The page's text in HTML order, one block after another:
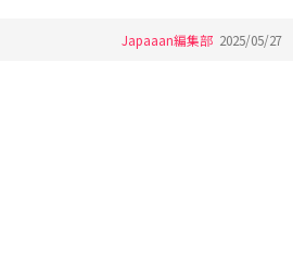
Japaaan編集部 2025/05/27